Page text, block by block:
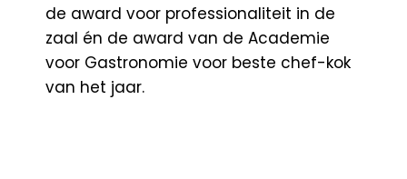
de award voor professionaliteit in de
zaal én de award van de Academie
voor Gastronomie voor beste chef-kok
van het jaar.